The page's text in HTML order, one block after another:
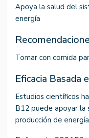
Apoya la salud del
energía
Tomar con comida
Eficacia Basada
Estudios científicos
B12 puede apoyar la
producción de energía